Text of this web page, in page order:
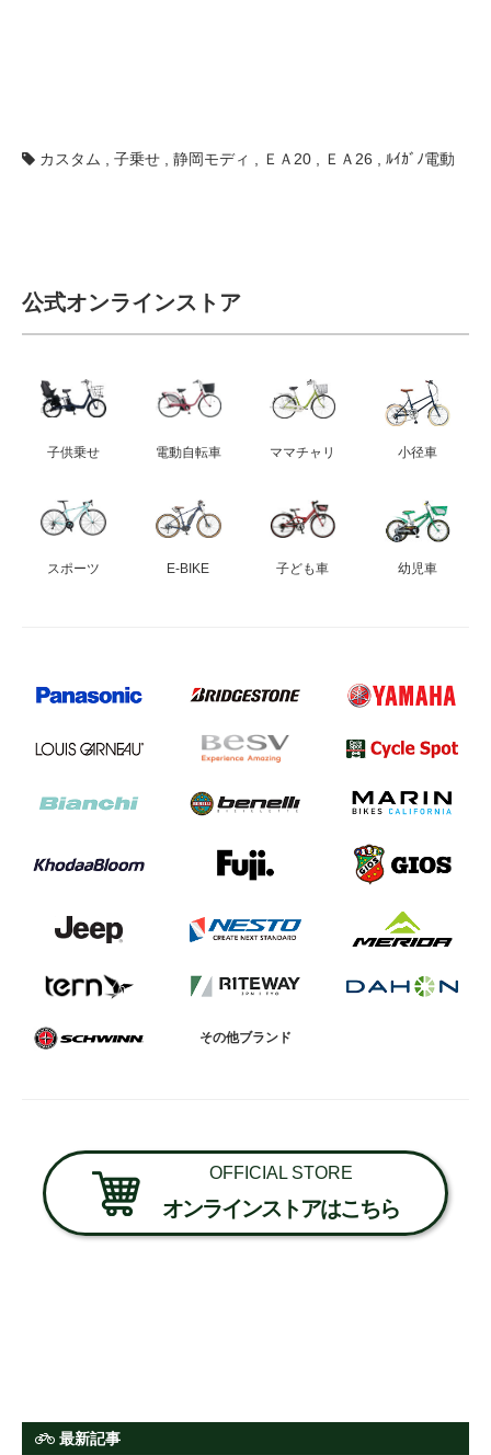
カスタム 子乗せ 静岡モディ ＥＡ20 ＥＡ26 ﾙｲｶﾞﾉ電動
公式オンラインストア
子供乗せ 電動自転車 ママチャリ 小径車
スポーツ E-BIKE 子ども車 幼児車
その他ブランド
OFFICIAL STORE
オンラインストアはこちら
最新記事